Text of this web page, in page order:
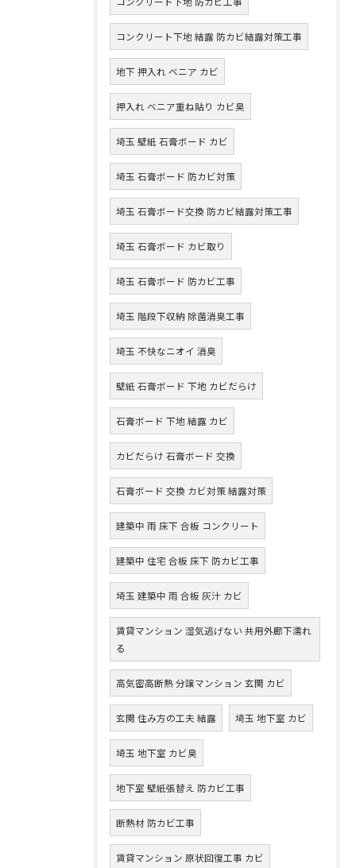
コンクリート下地 結露 防カビ結露対策工事
地下 押入れ ベニア カビ
押入れ ベニア重ね貼り カビ臭
埼玉 壁紙 石膏ボード カビ
埼玉 石膏ボード 防カビ対策
埼玉 石膏ボード交換 防カビ結露対策工事
埼玉 石膏ボード カビ取り
埼玉 石膏ボード 防カビ工事
埼玉 階段下収納 除菌消臭工事
埼玉 不快なニオイ 消臭
壁紙 石膏ボード 下地 カビだらけ
石膏ボード 下地 結露 カビ
カビだらけ 石膏ボード 交換
石膏ボード 交換 カビ対策 結露対策
建築中 雨 床下 合板 コンクリート
建築中 住宅 合板 床下 防カビ工事
埼玉 建築中 雨 合板 灰汁 カビ
賃貸マンション 湿気逃げない 共用外廊下濡れ
る
高気密高断熱 分譲マンション 玄関 カビ
玄関 住み方の工夫 結露 埼玉 地下室 カビ
埼玉 地下室 カビ臭
地下室 壁紙張替え 防カビ工事
断熱材 防カビ工事
賃貸マンション 原状回復工事 カビ